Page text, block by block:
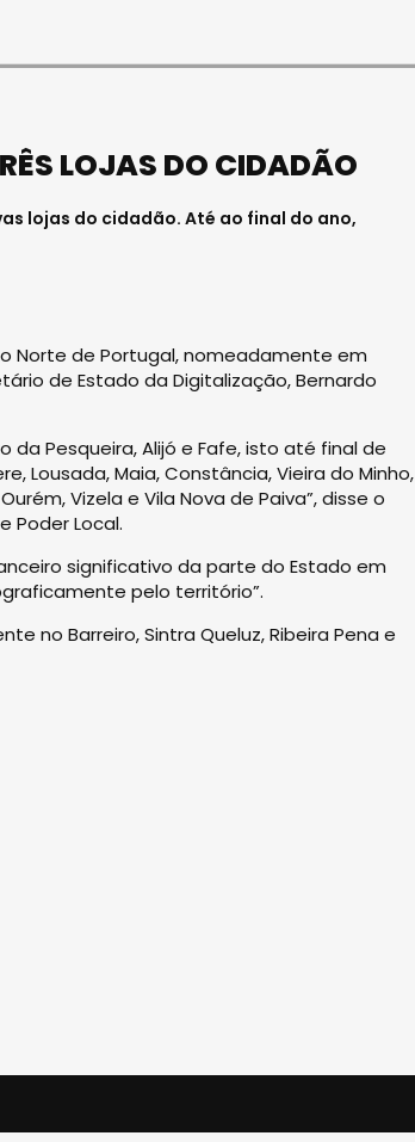
LOJAS DO CIDADÃO
lojas do cidadão. Até ao final do ano,
Norte de Portugal, nomeadamente em
de Estado da Digitalização, Bernardo
Pesqueira, Alijó e Fafe, isto até final de
Lousada, Maia, Constância, Vieira do Minho,
Vizela e Vila Nova de Paiva”, disse o
Poder Local.
significativo da parte do Estado em
pelo território”.
no Barreiro, Sintra Queluz, Ribeira Pena e